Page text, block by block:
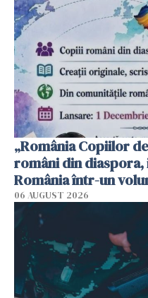
„România Copiilor
români din
România într-un
06 AUGUST 2026